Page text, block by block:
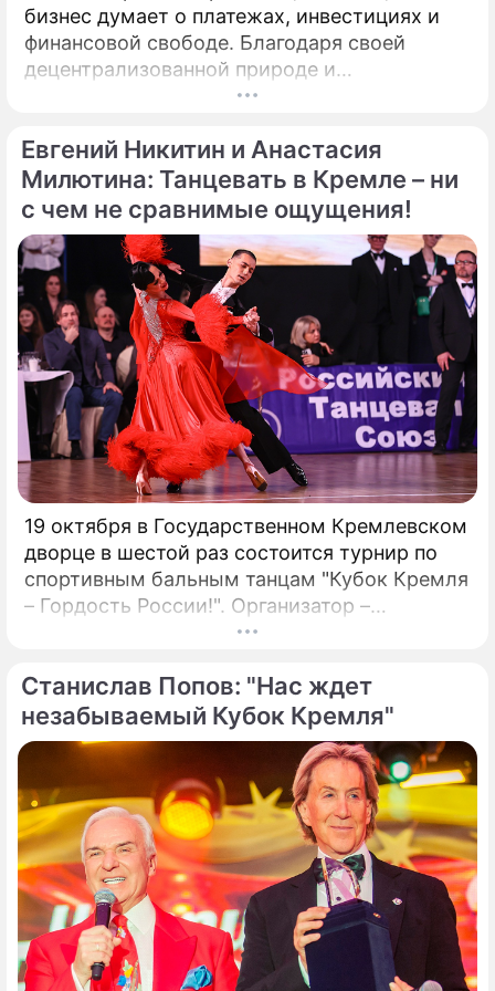
бизнес думает о платежах, инвестициях и
финансовой свободе. Благодаря своей
децентрализованной природе и
безграничной функциональности Биткойн
возможности для расширения своего
присутствия. Однако наряду с
преимуществами возникают и серьезные
проблемы, особенно в нормативно-
правовой сфере. Понимание этих
препятствий имеет важное значение для
предприятий, рассматривающих
возможность внедрения Биткойна.
Евгений Никитин и Анастасия
Милютина: Танцевать в Кремле – ни
с чем не сравнимые ощущения!
19 октября в Государственном Кремлевском
дворце в шестой раз состоится турнир по
спортивным бальным танцам "Кубок Кремля
– Гордость России!". Организатор –
президент Российского танцевального
народный артист России Станислав Попов.
Станислав Попов: "Нас ждет
незабываемый Кубок Кремля"